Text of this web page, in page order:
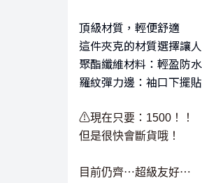
頂級材質，輕便舒適
這件夾克的材質選擇讓
聚酯纖維材料：輕盈防
羅紋彈力邊：袖口下擺
⚠現在只要：1500！！
但是很快會斷貨哦！
目前仍齊⋯超級友好⋯